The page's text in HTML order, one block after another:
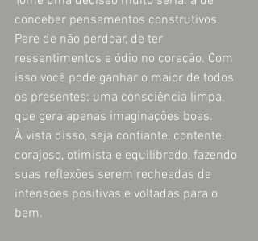
conceber pensamentos construtivos.
Pare de não perdoar, de ter
ressentimentos e ódio no coração. Com
isso você pode ganhar o maior de todos
os presentes: uma consciência limpa,
que gera apenas imaginações boas.
À vista disso, seja confiante, contente,
corajoso, otimista e equilibrado, fazendo
suas reflexões serem recheadas de
intensões positivas e voltadas para o
bem.